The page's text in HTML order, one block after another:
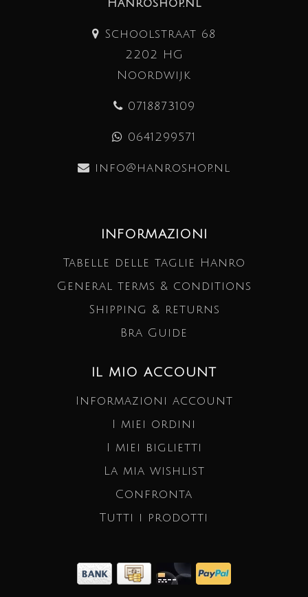
Hanroshop.nl
Schoolstraat 68
2202 HG
Noordwijk
0718873109
0641299571
info@hanroshop.nl
INFORMAZIONI
Tabelle delle taglie Hanro
General terms & conditions
Shipping & returns
Bra Guide
IL MIO ACCOUNT
Informazioni account
I miei ordini
I miei biglietti
La mia wishlist
Confronta
Tutti i prodotti